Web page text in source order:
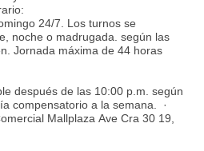
24/7. Los turnos se
noche o madrugada. según las
Jornada máxima de 44 horas
después de las 10:00 p.m. según
compensatorio a la semana. ·
Mallplaza Ave Cra 30 19,